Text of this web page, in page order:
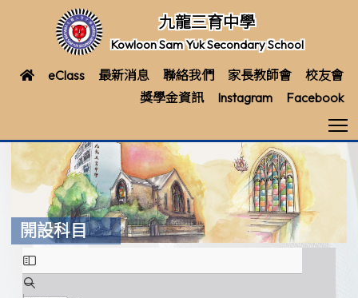
九龍三育中學
Kowloon Sam Yuk Secondary School
eClass 最新消息 聯絡我們 家長教師會
校友會
獎學金資訊
Instagram Facebook
開設科目